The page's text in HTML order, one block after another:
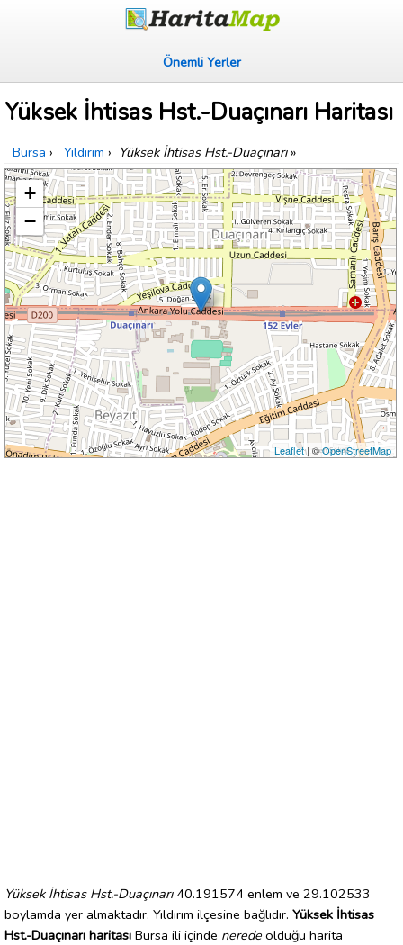
Önemli Yerler
Yüksek İhtisas Hst.-Duaçınarı Haritası
Bursa › Yıldırım › Yüksek İhtisas Hst.-Duaçınarı»
+
−
Leaflet| ©OpenStreetMap
Yüksek İhtisas Hst.-Duaçınarı40.191574 enlem ve 29.102533
boylamda yer almaktadır. Yıldırım ilçesine bağlıdır. Yüksek İhtisas
Hst.-Duaçınarı haritası Bursa ili içinde nerede olduğu harita